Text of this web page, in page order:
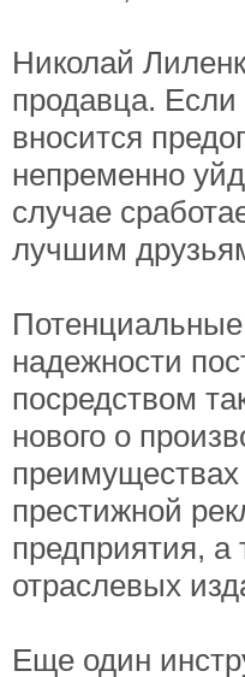
Николай
продавца. Если
вносится
непременно
случае
лучшим
надежности
посредством
нового о
преимуществах
престижной
предприятия, а
отраслевых
Еще один